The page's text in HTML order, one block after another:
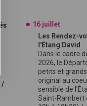
/
16 juillet
Les Rendez-
l'Étang David
Dans le cadre
2026, le
petits et
original au
sensible de
Saint-Rambert